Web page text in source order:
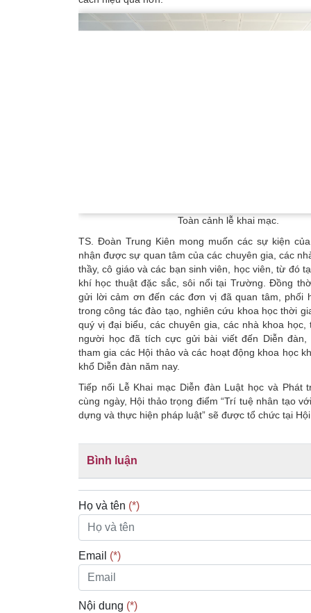
Toàn cảnh lễ khai mạc.
TS. Đoàn Trung Kiên mong muốn các sự kiện
nhận được sự quan tâm của các chuyên gia, các
thầy, cô giáo và các bạn sinh viên, học viên, từ đó
khí học thuật đặc sắc, sôi nổi tại Trường. Đồng
gửi lời cảm ơn đến các đơn vị đã quan tâm, phối
trong công tác đào tạo, nghiên cứu khoa học thời
quý vị đại biểu, các chuyên gia, các nhà khoa học,
người học đã tích cực gửi bài viết đến Diễn đàn,
tham gia các Hội thảo và các hoạt động khoa học
khổ Diễn đàn năm nay.
Tiếp nối Lễ Khai mạc Diễn đàn Luật học và Phát
cùng ngày, Hội thảo trọng điểm “Trí tuệ nhân tạo
dựng và thực hiện pháp luật” sẽ được tổ chức tại
Bình luận
Họ và tên (*)
Email (*)
Nội dung (*)